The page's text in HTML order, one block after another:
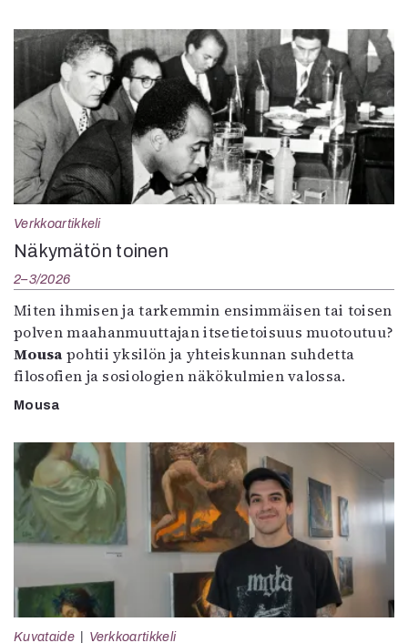
Verkkoartikkeli
Näkymätön toinen
2–3/2026
Miten ihmisen ja tarkemmin ensimmäisen tai toisen
polven maahanmuuttajan itsetietoisuus muotoutuu?
Mousa pohtii yksilön ja yhteiskunnan suhdetta
filosofien ja sosiologien näkökulmien valossa.
Mousa
Kuvataide Verkkoartikkeli